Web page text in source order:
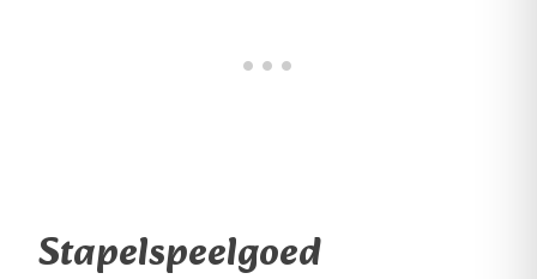
Stapelspeelgoed